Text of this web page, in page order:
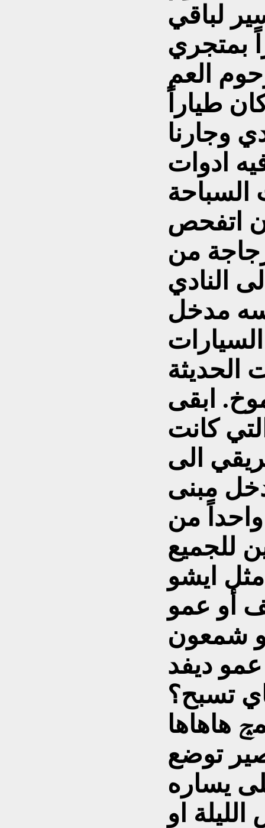
لباقي
بمتجري
العم
طياراً
وجارنا
ادوات
السباحة
اتفحص
من
مدخل
الحديثة
ابقى
كانت
الى
مبنى
من
للجميع
ايشو
أو عمو
ديفد
تسبح؟
توضع
يساره
او